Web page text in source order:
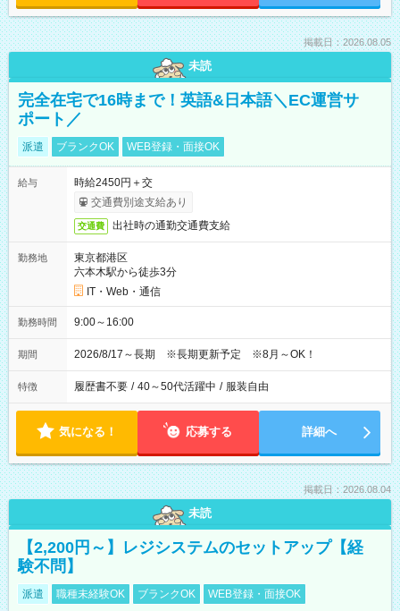
掲載日：2026.08.05
未読
完全在宅で16時まで！英語&日本語＼EC運営サ
ポート／
派遣 ブランクOK WEB登録・面接OK
給与
時給2450円＋交
交通費別途支給あり
交通費 出社時の通勤交通費支給
勤務地
東京都港区
六本木駅から徒歩3分
IT・Web・通信
勤務時間 9:00～16:00
期間 2026/8/17～長期 ※長期更新予定 ※8月～OK！
特徴 履歴書不要 / 40～50代活躍中 / 服装自由
気になる！ 応募する 詳細へ
掲載日：2026.08.04
未読
【2,200円～】レジシステムのセットアップ【経
験不問】
派遣 職種未経験OK ブランクOK WEB登録・面接OK